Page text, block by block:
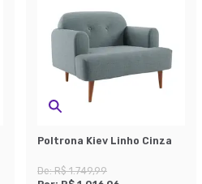
Poltrona Kiev Linho Cinza
De:R$ 1.749,99